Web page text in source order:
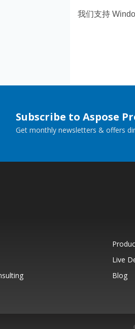
我们支持
Subscribe to Aspose
Get monthly newsletters & offers
Live
Blog